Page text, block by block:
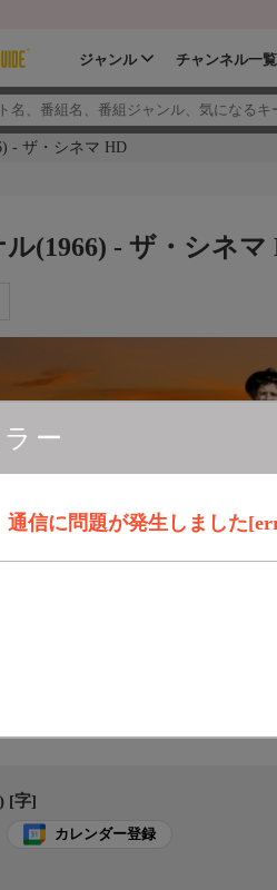
ジャンル チャンネル一覧
- ザ・シネマ HD
ー
通信に問題が発生しました
(1966) - ザ・シネマ
[字]
カレンダー登録